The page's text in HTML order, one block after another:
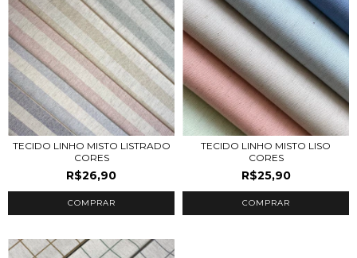
TECIDO LINHO MISTO LISTRADO
CORES
R$26,90
COMPRAR
TECIDO LINHO MISTO LISO
CORES
R$25,90
COMPRAR